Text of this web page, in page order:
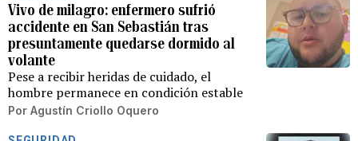
Vivo de milagro: enfermero sufrió
accidente en San Sebastián tras
presuntamente quedarse dormido al
volante
Pese a recibir heridas de cuidado, el
hombre permanece en condición estable
Por Agustín Criollo Oquero